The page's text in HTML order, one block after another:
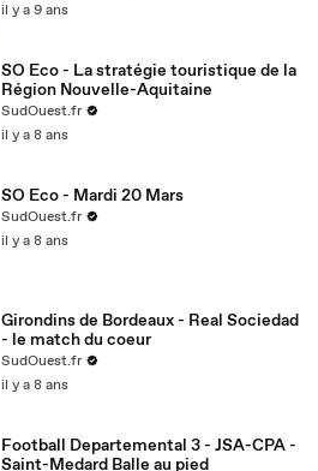
il y a 9 ans
SO Eco - La stratégie touristique de la
Région Nouvelle-Aquitaine
SudOuest.fr
il y a 8 ans
SO Eco - Mardi 20 Mars
SudOuest.fr
il y a 8 ans
Girondins de Bordeaux - Real Sociedad
- le match du coeur
SudOuest.fr
il y a 8 ans
Football Departemental 3 - JSA-CPA -
Saint-Medard Balle au pied